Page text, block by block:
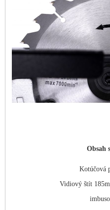
Obsah
Kotúčová
Vidiový štít